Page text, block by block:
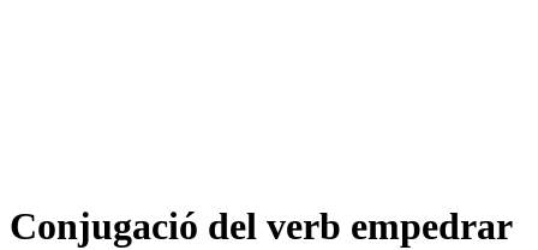
Conjugació del verb empedrar